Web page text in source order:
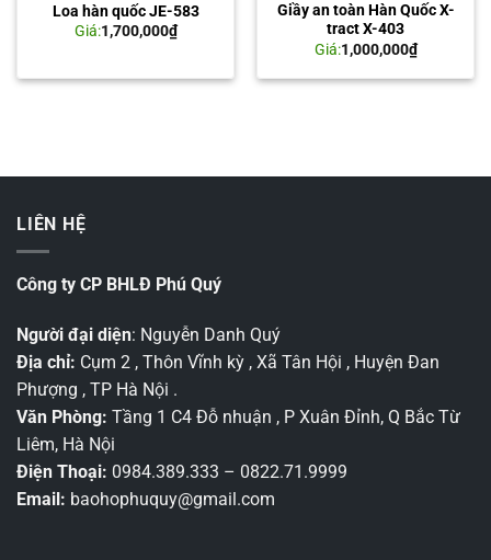
Loa hàn quốc JE-583
Giá:1,700,000₫
Giầy an toàn Hàn Quốc X-
tract X-403
Giá:1,000,000₫
LIÊN HỆ
Công ty CP BHLĐ Phú Quý
Người đại diện: Nguyễn Danh Quý
Địa chỉ: Cụm 2 , Thôn Vĩnh kỳ , Xã Tân Hội , Huyện Đan
Phượng , TP Hà Nội .
Văn Phòng: Tầng 1 C4 Đỗ nhuận , P Xuân Đỉnh, Q Bắc Từ
Liêm, Hà Nội
Điện Thoại: 0984.389.333 – 0822.71.9999
Email: baohophuquy@gmail.com